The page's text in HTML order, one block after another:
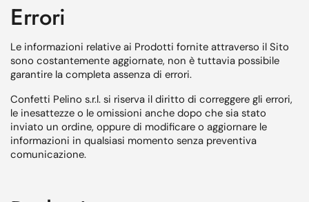
Errori
Le informazioni relative ai Prodotti fornite attraverso il Sito
sono costantemente aggiornate, non è tuttavia possibile
garantire la completa assenza di errori.
Confetti Pelino s.r.l. si riserva il diritto di correggere gli errori,
le inesattezze o le omissioni anche dopo che sia stato
inviato un ordine, oppure di modificare o aggiornare le
informazioni in qualsiasi momento senza preventiva
comunicazione.